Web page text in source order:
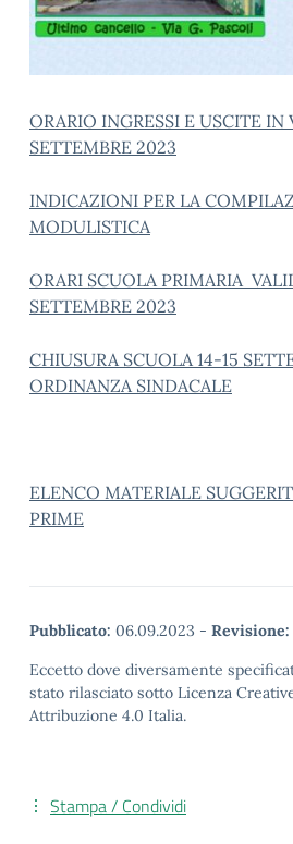
ORARIO INGRESSI E USCITE IN
SETTEMBRE 2023
INDICAZIONI PER LA
MODULISTICA
ORARI SCUOLA PRIMARIA
SETTEMBRE 2023
CHIUSURA SCUOLA 14-15
ORDINANZA SINDACALE
ELENCO MATERIALE
PRIME
Pubblicato: 06.09.2023 - Revisione:
Eccetto dove diversamente
stato rilasciato sotto Licenza
Attribuzione 4.0 Italia.
Stampa / Condividi